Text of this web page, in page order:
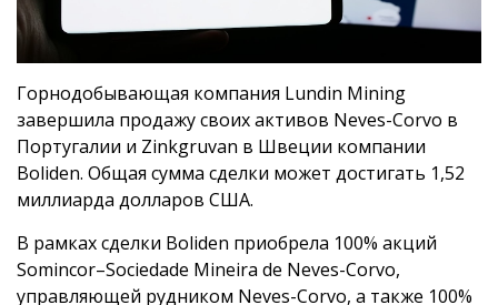
Горнодобывающая компания Lundin Mining
завершила продажу своих активов Neves-Corvo в
Португалии и Zinkgruvan в Швеции компании
Boliden. Общая сумма сделки может достигать 1,52
миллиарда долларов США.
В рамках сделки Boliden приобрела 100% акций
Somincor–Sociedade Mineira de Neves-Corvo,
управляющей рудником Neves-Corvo, а также 100%